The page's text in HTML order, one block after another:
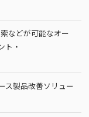
などが可能なオー
ト・
ス製品改善ソリュー